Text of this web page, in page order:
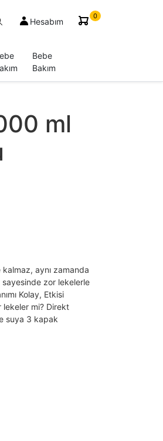
Hesabım
0
Bebe
Bakım
ml
aynı zamanda
zor lekelerle
Kolay, Etkisi
lekeler mi? Direkt
suya 3 kapak